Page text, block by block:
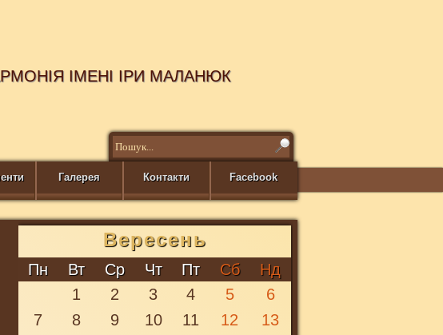
ІМЕНІ ІРИ МАЛАНЮК
Галерея Контакти Facebook
Вересень
Пн Вт Ср Чт Пт Сб
Нд
1
2 3 4 5
6
7
8 9 10 11 12
13